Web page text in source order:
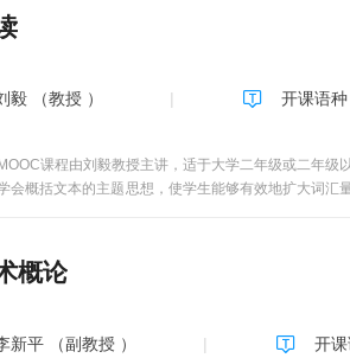
毅 （教授 ） 开课语种
课程由刘毅教授主讲，适于大学二年级或二年
会概括文本的主题思想，使学生能够有效地扩大词汇
概论
新平 （副教授 ） 开